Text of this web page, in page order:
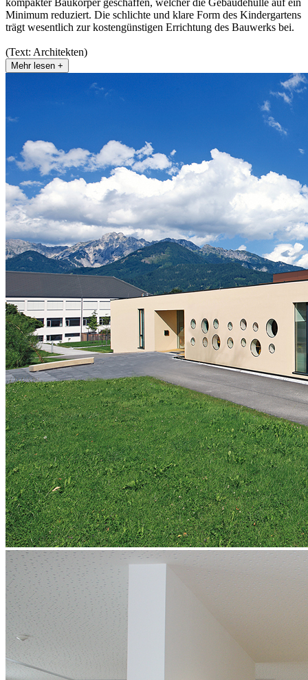
kompakter Baukörper geschaffen, welcher die Gebäudehülle auf ein
Minimum reduziert. Die schlichte und klare Form des Kindergartens
trägt wesentlich zur kostengünstigen Errichtung des Bauwerks bei.
(Text: Architekten)
Mehr lesen +